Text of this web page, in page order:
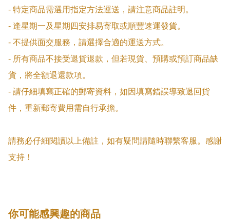
- 特定商品需選用指定方法運送，請注意商品註明。
- 逢星期一及星期四安排易寄取或順豐速運發貨。
- 不提供面交服務，請選擇合適的運送方式。
- 所有商品不接受退貨退款，但若現貨、預購或預訂商品缺
貨，將全額退還款項。
- 請仔細填寫正確的郵寄資料，如因填寫錯誤導致退回貨
件，重新郵寄費用需自行承擔。
請務必仔細閱讀以上備註，如有疑問請隨時聯繫客服。感謝
支持！
你可能感興趣的商品